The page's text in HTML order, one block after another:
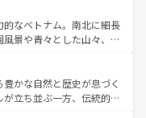
、バラエティ豊かな料理
湾情報は コンテンツ一覧を参
の自然美を楽しむことが
絶品のストリートフード
ている。夜には、韓国な
彩な魅力を心ゆくまで味
なお、新着の韓国情報はコンテンツ一
なベトナム。南北に細長
景や青々とした山々、世
ハノイの古い町並みやホ
建物も、独特の雰囲気を
ィの豊かさとおいしさで
かな自然と歴史が息づく
立ち並ぶ一方、伝統的な